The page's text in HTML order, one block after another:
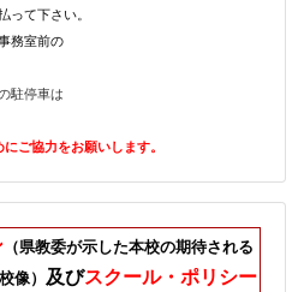
って下さい。
務室前の
駐停車は
にご協力をお願いします。
（県教委が示した本校の期待される
像） 及びスクール・ポリシー